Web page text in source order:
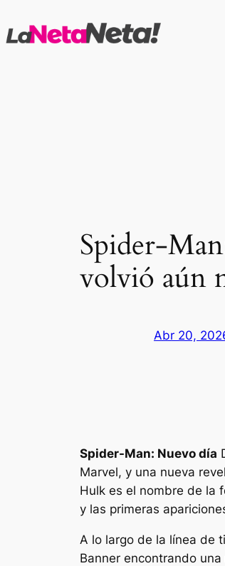
al
Spider-
volvió aún
Abr 20,
Spider-Man: Nuevo día
Marvel, y una nueva
Hulk es el nombre de la
y las primeras
A lo largo de la línea de
Banner encontrando